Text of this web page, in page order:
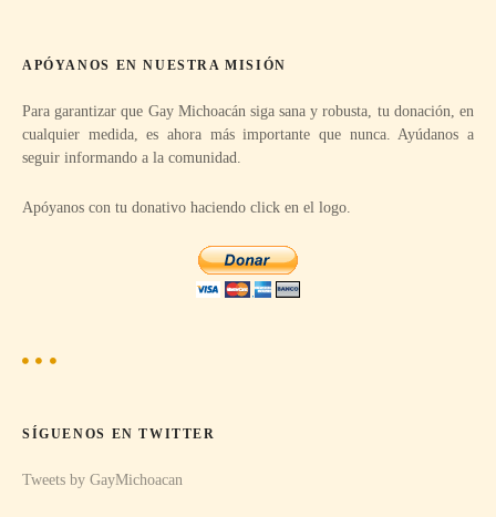
ó
n
d
n
r
a
:APÓYANOS EN NUESTRA MISIÓN
Para garantizar que Gay Michoacán siga sana y robusta, tu donación, en
cualquier medida, es ahora más importante que nunca. Ayúdanos a
seguir informando a la comunidad.
Apóyanos con tu donativo haciendo click en el logo.
SÍGUENOS EN TWITTER
Tweets by GayMichoacan